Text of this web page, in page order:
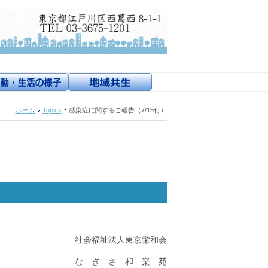
ホーム Topics 感染症に関するご報告（7/15付）
社会福祉法人東京栄和会
な ぎ さ 和 楽 苑